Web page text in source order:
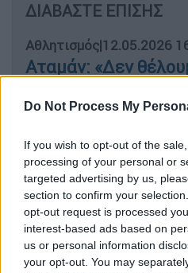
Do Not Process My
If you wish to opt-out of the
processing of your personal or
targeted advertising by us,
section to confirm your
opt-out request is processed
interest-based ads based on
us or personal information
your opt-out. You may
ΔΙΑΒΑΣΤΕ ΕΠΙΣΗΣ
Αθλητισμός|12.05.2026
Αταμάν: «Δεν
Έφτασε στη
Γιαννακόπουλος
το καθοριστικό
Παναθηναϊκού